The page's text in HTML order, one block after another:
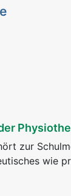
zur
wie